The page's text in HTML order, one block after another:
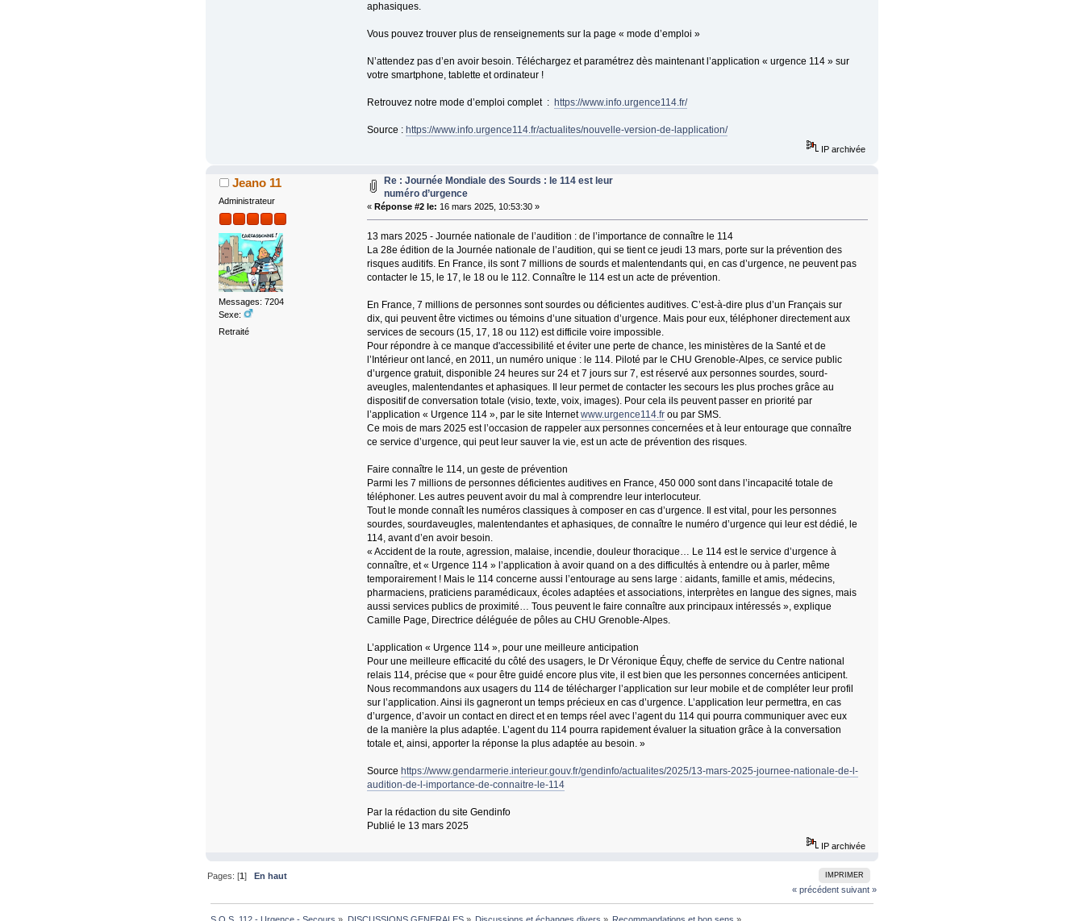
aphasiques.
Vous pouvez trouver plus de renseignements sur la page « mode d’emploi »
N’attendez pas d’en avoir besoin. Téléchargez et paramétrez dès maintenant l’application « urgence 114 » sur
votre smartphone, tablette et ordinateur !
Retrouvez notre mode d’emploi complet : https://www.info.urgence114.fr/
Source : https://www.info.urgence114.fr/actualites/nouvelle-version-de-lapplication/
IP archivée
Jeano 11
Administrateur
Messages: 7204
Sexe:
Retraité
Re : Journée Mondiale des Sourds : le 114 est leur
numéro d’urgence
« Réponse #2 le: 16 mars 2025, 10:53:30 »
13 mars 2025 - Journée nationale de l’audition : de l’importance de connaître le 114
La 28e édition de la Journée nationale de l’audition, qui se tient ce jeudi 13 mars, porte sur la prévention des
risques auditifs. En France, ils sont 7 millions de sourds et malentendants qui, en cas d’urgence, ne peuvent pas
contacter le 15, le 17, le 18 ou le 112. Connaître le 114 est un acte de prévention.
En France, 7 millions de personnes sont sourdes ou déficientes auditives. C’est-à-dire plus d’un Français sur
dix, qui peuvent être victimes ou témoins d’une situation d’urgence. Mais pour eux, téléphoner directement aux
services de secours (15, 17, 18 ou 112) est difficile voire impossible.
Pour répondre à ce manque d'accessibilité et éviter une perte de chance, les ministères de la Santé et de
l’Intérieur ont lancé, en 2011, un numéro unique : le 114. Piloté par le CHU Grenoble-Alpes, ce service public
d’urgence gratuit, disponible 24 heures sur 24 et 7 jours sur 7, est réservé aux personnes sourdes, sourd-
aveugles, malentendantes et aphasiques. Il leur permet de contacter les secours les plus proches grâce au
dispositif de conversation totale (visio, texte, voix, images). Pour cela ils peuvent passer en priorité par
l’application « Urgence 114 », par le site Internetwww.urgence114.frou par SMS.
Ce mois de mars 2025 est l’occasion de rappeler aux personnes concernées et à leur entourage que connaître
ce service d’urgence, qui peut leur sauver la vie, est un acte de prévention des risques.
Faire connaître le 114, un geste de prévention
Parmi les 7 millions de personnes déficientes auditives en France, 450 000 sont dans l’incapacité totale de
téléphoner. Les autres peuvent avoir du mal à comprendre leur interlocuteur.
Tout le monde connaît les numéros classiques à composer en cas d’urgence. Il est vital, pour les personnes
sourdes, sourdaveugles, malentendantes et aphasiques, de connaître le numéro d’urgence qui leur est dédié, le
114, avant d’en avoir besoin.
« Accident de la route, agression, malaise, incendie, douleur thoracique… Le 114 est le service d’urgence à
connaître, et « Urgence 114 » l’application à avoir quand on a des difficultés à entendre ou à parler, même
temporairement ! Mais le 114 concerne aussi l’entourage au sens large : aidants, famille et amis, médecins,
pharmaciens, praticiens paramédicaux, écoles adaptées et associations, interprètes en langue des signes, mais
aussi services publics de proximité… Tous peuvent le faire connaître aux principaux intéressés », explique
Camille Page, Directrice déléguée de pôles au CHU Grenoble-Alpes.
L’application « Urgence 114 », pour une meilleure anticipation
Pour une meilleure efficacité du côté des usagers, le Dr Véronique Équy, cheffe de service du Centre national
relais 114, précise que « pour être guidé encore plus vite, il est bien que les personnes concernées anticipent.
Nous recommandons aux usagers du 114 de télécharger l’application sur leur mobile et de compléter leur profil
sur l’application. Ainsi ils gagneront un temps précieux en cas d’urgence. L’application leur permettra, en cas
d’urgence, d’avoir un contact en direct et en temps réel avec l’agent du 114 qui pourra communiquer avec eux
de la manière la plus adaptée. L’agent du 114 pourra rapidement évaluer la situation grâce à la conversation
totale et, ainsi, apporter la réponse la plus adaptée au besoin. »
Source https://www.gendarmerie.interieur.gouv.fr/gendinfo/actualites/2025/13-mars-2025-journee-nationale-de-l-
audition-de-l-importance-de-connaitre-le-114
Par la rédaction du site Gendinfo
Publié le 13 mars 2025
IP archivée
IMPRIMER
Pages: [1]En haut
« précédent suivant »